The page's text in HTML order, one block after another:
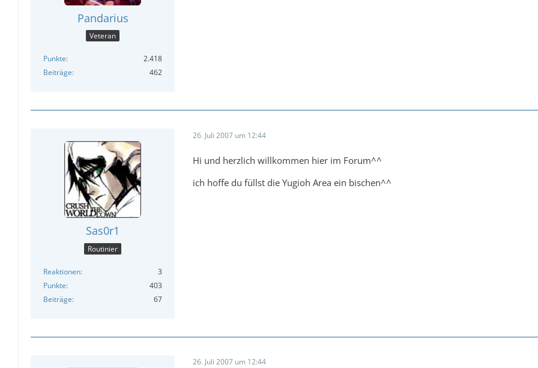
Pandarius
Veteran
Punkte
2.418
Beiträge
462
Sas0r1
Routinier
Reaktionen
3
Punkte
403
Beiträge
67
26. Juli 2007 um 12:44
Hi und herzlich willkommen hier im Forum^^
ich hoffe du füllst die Yugioh Area ein bischen^^
26. Juli 2007 um 12:44